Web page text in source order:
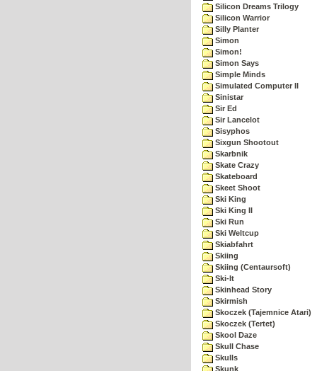
Silicon Dreams Trilogy
Silicon Warrior
Silly Planter
Simon
Simon!
Simon Says
Simple Minds
Simulated Computer II
Sinistar
Sir Ed
Sir Lancelot
Sisyphos
Sixgun Shootout
Skarbnik
Skate Crazy
Skateboard
Skeet Shoot
Ski King
Ski King II
Ski Run
Ski Weltcup
Skiabfahrt
Skiing
Skiing (Centaursoft)
Ski-It
Skinhead Story
Skirmish
Skoczek (Tajemnice Atari)
Skoczek (Tertet)
Skool Daze
Skull Chase
Skulls
Skunk